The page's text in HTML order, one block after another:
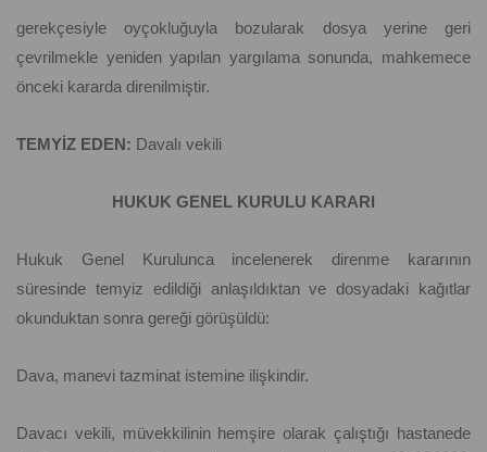
gerekçesiyle oyçokluğuyla bozularak dosya yerine geri
çevrilmekle yeniden yapılan yargılama sonunda, mahkemece
önceki kararda direnilmiştir.
TEMYİZ EDEN: Davalı vekili
HUKUK GENEL KURULU KARARI
Hukuk Genel Kurulunca incelenerek direnme kararının
süresinde temyiz edildiği anlaşıldıktan ve dosyadaki kağıtlar
okunduktan sonra gereği görüşüldü:
Dava, manevi tazminat istemine ilişkindir.
Davacı vekili, müvekkilinin hemşire olarak çalıştığı hastanede